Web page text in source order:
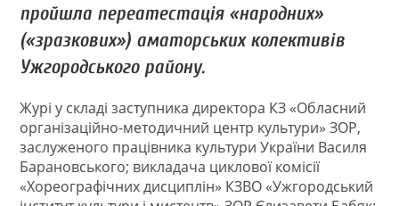
пройшла переатестація «народних»
(«зразкових») аматорських колективів
Ужгородського району.
Журі у складі заступника директора КЗ «Обласний
організаційно-методичний центр культури» ЗОР,
заслуженого працівника культури України Василя
Барановського; викладача циклової комісії
«Хореографічних дисциплін» КЗВО «Ужгородський